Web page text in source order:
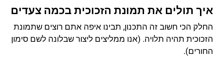
איך תולים את תמונת הזכוכית בכמה צעדים
החלק הכי חשוב זה התכנון, תבינו איפה אתם רוצים שתמונת
הזכוכית תהיה תלויה. (אנו ממליצים ליצור שבלונה לשם סימון
החורים).